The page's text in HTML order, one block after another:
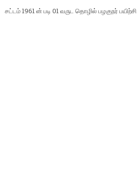
சட்டம் 1961 ன் படி 01 வருட தொழில் பழகுநர் பயிற்சி